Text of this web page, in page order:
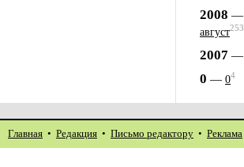
2008 —
август253
2007 —
0 — 04
Главная • Редакция • Письмо редактору • Реклама